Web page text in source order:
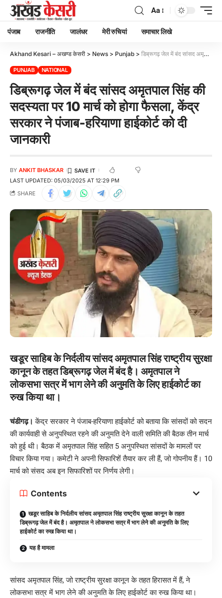
Aa
पंजाब राजनीति जालंधर मेरी रुचियां समाचार लिखे
Akhand Kesari – अखण्ड केसरी > News > Punjab > डिब्रूगढ़ जेल में बंद सांसद अमृतपाल सिंह की सदस्यता पर 10 मार्च को होगा फैसला, केंद्र सरकार ने पंजाब-हरियाणा हाईकोर्ट को दी जानकारी
PUNJAB NATIONAL
डिब्रूगढ़ जेल में बंद सांसद अमृतपाल सिंह की
सदस्यता पर 10 मार्च को होगा फैसला, केंद्र
सरकार ने पंजाब-हरियाणा हाईकोर्ट को दी
जानकारी
LAST UPDATED: 05/03/2025 AT 12:29 PM
BY ANKIT BHASKAR
SHARE
खडूर साहिब के निर्दलीय सांसद अमृतपाल सिंह राष्ट्रीय सुरक्षा
कानून के तहत डिब्रूगढ़ जेल में बंद है। अमृतपाल ने
लोकसभा सत्र में भाग लेने की अनुमति के लिए हाईकोर्ट का
रुख किया था।
चंडीगढ़। केंद्र सरकार ने पंजाब-हरियाणा हाईकोर्ट को बताया कि सांसदों को सदन
की कार्यवाही से अनुपस्थित रहने की अनुमति देने वाली समिति की बैठक तीन मार्च
को हुई थी। बैठक में अमृतपाल सिंह सहित 5 अनुपस्थित सांसदों के मामलों पर
विचार किया गया। कमेटी ने अपनी सिफारिशें तैयार कर ली हैं, जो गोपनीय हैं। 10
मार्च को संसद अब इन सिफारिशों पर निर्णय लेगी।
Contents
खडूर साहिब के निर्दलीय सांसद अमृतपाल सिंह राष्ट्रीय सुरक्षा कानून के तहत
डिब्रूगढ़ जेल में बंद है। अमृतपाल ने लोकसभा सत्र में भाग लेने की अनुमति के लिए
हाईकोर्ट का रुख किया था।
यह है मामला
सांसद अमृतपाल सिंह, जो राष्ट्रीय सुरक्षा कानून के तहत हिरासत में हैं, ने
लोकसभा सत्र में भाग लेने की अनुमति के लिए हाईकोर्ट का रुख किया था।